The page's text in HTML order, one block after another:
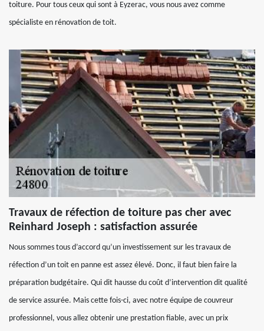
toiture. Pour tous ceux qui sont à Eyzerac, vous nous avez comme
spécialiste en rénovation de toit.
Travaux de réfection de toiture pas cher avec
Reinhard Joseph : satisfaction assurée
Nous sommes tous d’accord qu’un investissement sur les travaux de
réfection d’un toit en panne est assez élevé. Donc, il faut bien faire la
préparation budgétaire. Qui dit hausse du coût d’intervention dit qualité
de service assurée. Mais cette fois-ci, avec notre équipe de couvreur
professionnel, vous allez obtenir une prestation fiable, avec un prix